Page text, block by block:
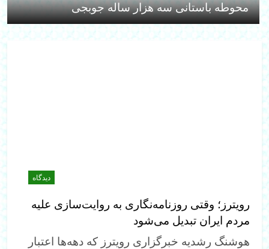
محوطه باستانی سه هزار ساله جوبجی
دیدگاه
رویترز؛ وقتی روزنامه‌نگاری به روایت‌سازی علیه
مردم ایران تبدیل می‌شود
هوشنگ رشدیه خبرگزاری رویترز که دهه‌ها اعتبار